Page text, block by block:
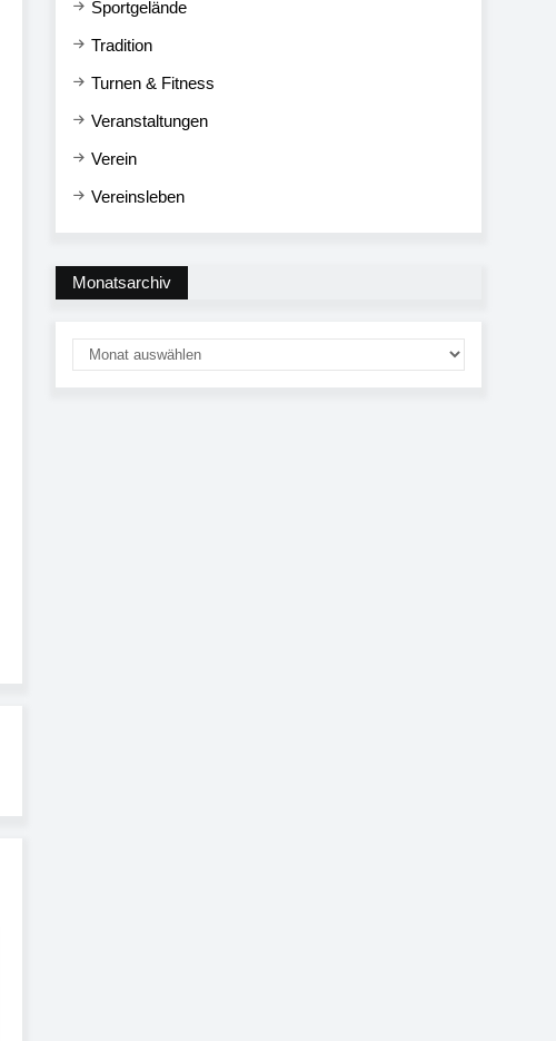
Sportgelände
Tradition
Turnen & Fitness
Veranstaltungen
Verein
Vereinsleben
Monatsarchiv